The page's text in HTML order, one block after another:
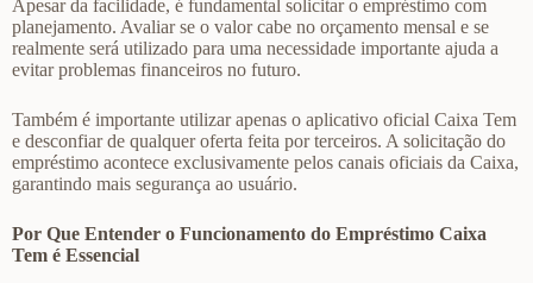
Apesar da facilidade, é fundamental solicitar o empréstimo com
planejamento. Avaliar se o valor cabe no orçamento mensal e se
realmente será utilizado para uma necessidade importante ajuda a
evitar problemas financeiros no futuro.
Também é importante utilizar apenas o aplicativo oficial Caixa Tem
e desconfiar de qualquer oferta feita por terceiros. A solicitação do
empréstimo acontece exclusivamente pelos canais oficiais da Caixa,
garantindo mais segurança ao usuário.
Por Que Entender o Funcionamento do Empréstimo Caixa
Tem é Essencial